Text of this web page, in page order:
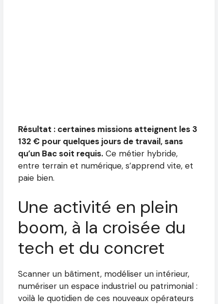
Résultat : certaines missions atteignent les 3
132 € pour quelques jours de travail, sans
qu’un Bac soit requis. Ce métier hybride,
entre terrain et numérique, s’apprend vite, et
paie bien.
Une activité en plein
boom, à la croisée du
tech et du concret
Scanner un bâtiment, modéliser un intérieur,
numériser un espace industriel ou patrimonial :
voilà le quotidien de ces nouveaux opérateurs